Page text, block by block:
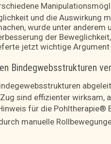
und die Auswirkung
wurde unter anderem
der
jetzt wichtige
Bindegwebsstrukturen
sind effizienter wirksam,
für die Pohltherapie®
manuelle